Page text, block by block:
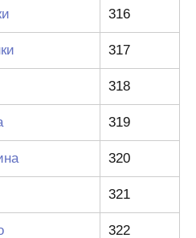
316
317
318
319
320
321
322